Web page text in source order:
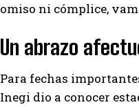
omiso ni cómplice,
Un abrazo
Para fechas
Inegi dio a conocer